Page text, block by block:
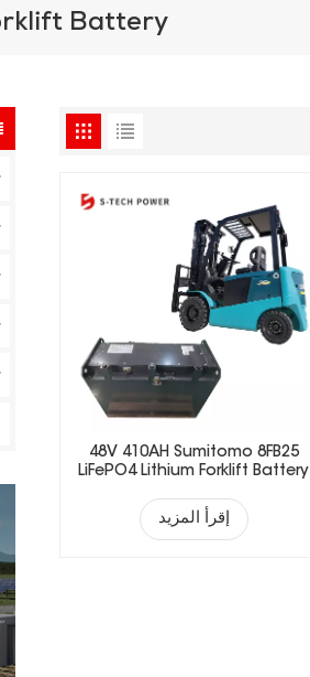
Battery
48V 410AH Sumitomo 8FB25
LiFePO4 Lithium Forklift Battery
إقرأ المزيد